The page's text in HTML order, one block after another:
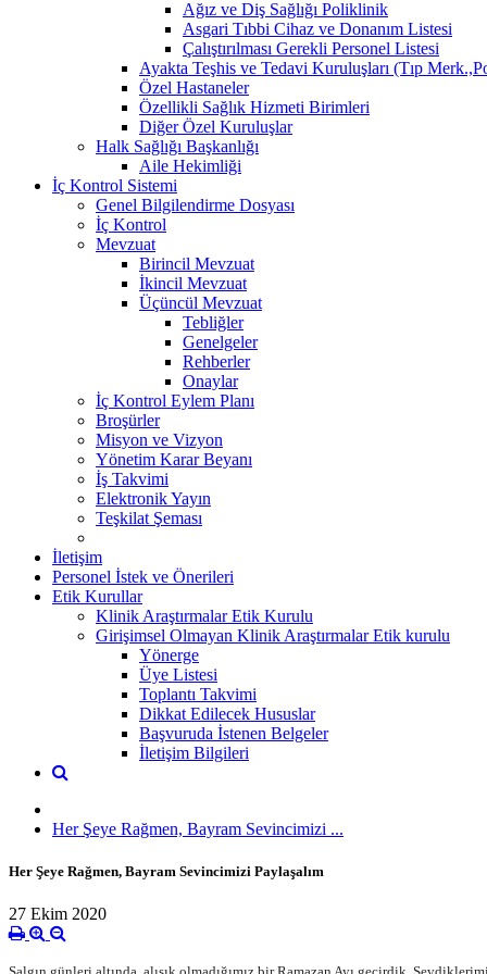
Ağız ve Diş Sağlığı Poliklinik
Asgari Tıbbi Cihaz ve Donanım Listesi
Çalıştırılması Gerekli Personel Listesi
Ayakta Teşhis ve Tedavi Kuruluşları (Tıp
Özel Hastaneler
Özellikli Sağlık Hizmeti Birimleri
Diğer Özel Kuruluşlar
Halk Sağlığı Başkanlığı
Aile Hekimliği
İç Kontrol Sistemi
Genel Bilgilendirme Dosyası
İç Kontrol
Mevzuat
Birincil Mevzuat
İkincil Mevzuat
Üçüncül Mevzuat
Tebliğler
Genelgeler
Rehberler
Onaylar
İç Kontrol Eylem Planı
Broşürler
Misyon ve Vizyon
Yönetim Karar Beyanı
İş Takvimi
Elektronik Yayın
Teşkilat Şeması
İletişim
Personel İstek ve Önerileri
Etik Kurullar
Klinik Araştırmalar Etik Kurulu
Girişimsel Olmayan Klinik Araştırmalar Etik kurulu
Yönerge
Üye Listesi
Toplantı Takvimi
Dikkat Edilecek Hususlar
Başvuruda İstenen Belgeler
İletişim Bilgileri
Her Şeye Rağmen, Bayram Sevincimizi ...
Her Şeye Rağmen, Bayram Sevincimizi Paylaşalım
27 Ekim 2020